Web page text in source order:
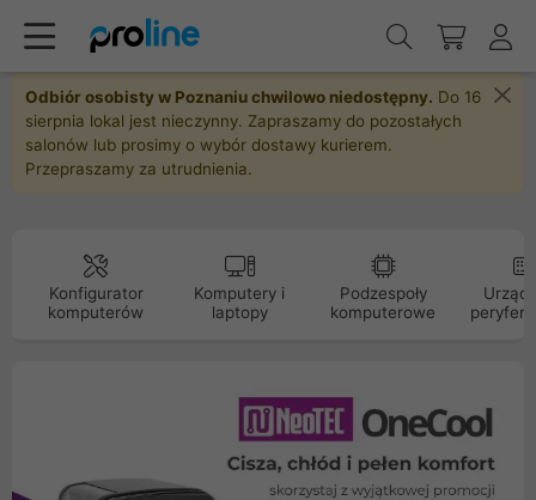
Odbiór osobisty w Poznaniu chwilowo niedostępny. Do 16
sierpnia lokal jest nieczynny. Zapraszamy do pozostałych
salonów lub prosimy o wybór dostawy kurierem.
Przepraszamy za utrudnienia.
Konfigurator
komputerów
Komputery i
laptopy
Podzespoły
komputerowe